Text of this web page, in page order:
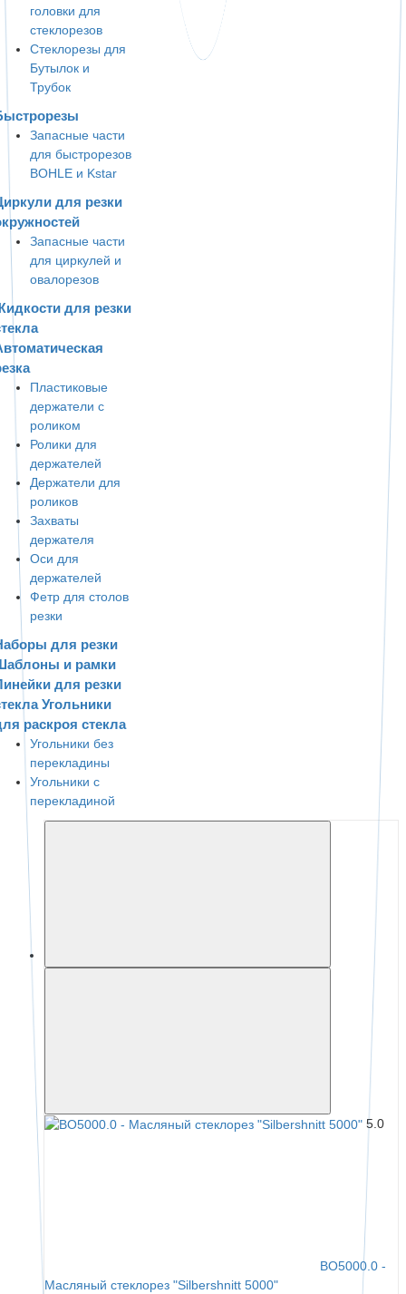
головки для
стеклорезов
Стеклорезы для
Бутылок и
Трубок
Запасные части
для быстрорезов
BOHLE и Kstar
для резки
Запасные части
для циркулей и
овалорезов
для резки
Пластиковые
держатели с
роликом
Ролики для
держателей
Держатели для
роликов
Захваты
держателя
Оси для
держателей
Фетр для столов
резки
для резки
и рамки
для резки
Угольники
раскроя стекла
Угольники без
перекладины
Угольники с
перекладиной
5.0
BO5000.0 -
Масляный стеклорез "Silbershnitt 5000"